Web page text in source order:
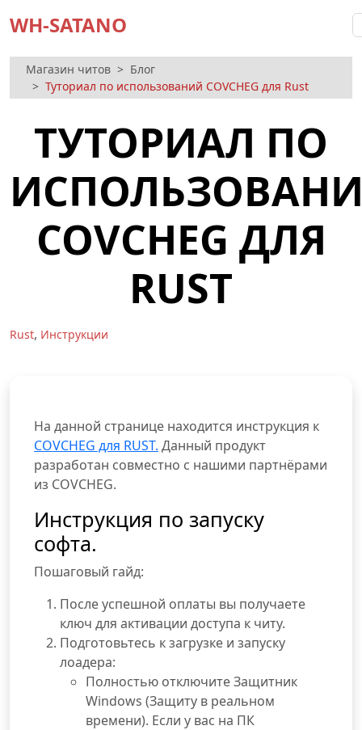
WH-SATANO
Магазин читов
Блог
Туториал по использований COVCHEG для Rust
ТУТОРИАЛ ПО
COVCHEG ДЛЯ
RUST
Rust, Инструкции
На данной странице находится инструкция к
COVCHEG для RUST. Данный продукт
разработан совместно с нашими партнёрами
из COVCHEG.
Инструкция по запуску
софта.
Пошаговый гайд:
После успешной оплаты вы получаете
ключ для активации доступа к читу.
Подготовьтесь к загрузке и запуску
лоадера:
Полностью отключите Защитник
Windows (Защиту в реальном
времени). Если у вас на ПК